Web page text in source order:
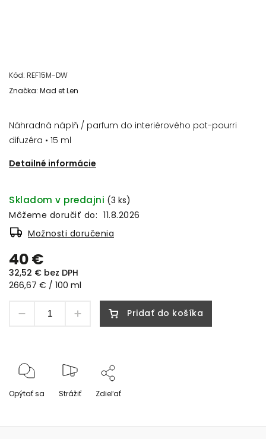
Kód: REF15M-DW
Náhradná náplň / parfum do interiérového pot-pourri
difuzéra • 15 ml
Detailné informácie
Značka: Mad et Len
40 €
32,52 € bez DPH
266,67 € / 100 ml
Skladom v predajni (3 ks)
Môžeme doručiť do: 11.8.2026
Možnosti doručenia
Pridať do košíka
Opýtať sa Strážiť Zdieľať